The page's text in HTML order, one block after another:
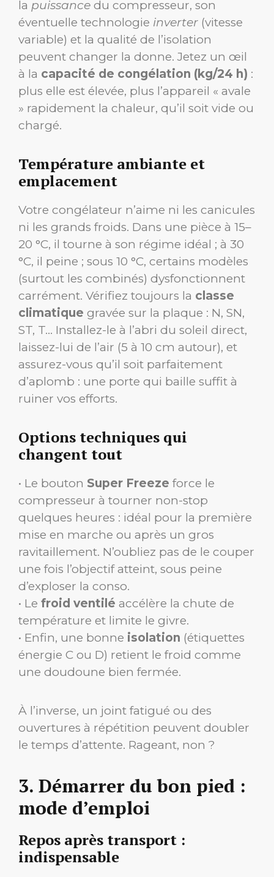
la puissance du compresseur, son
éventuelle technologie inverter (vitesse
variable) et la qualité de l’isolation
peuvent changer la donne. Jetez un œil
à la capacité de congélation (kg/24 h) :
plus elle est élevée, plus l’appareil « avale
» rapidement la chaleur, qu’il soit vide ou
chargé.
Température ambiante et
emplacement
Votre congélateur n’aime ni les canicules
ni les grands froids. Dans une pièce à 15–
20 °C, il tourne à son régime idéal ; à 30
°C, il peine ; sous 10 °C, certains modèles
(surtout les combinés) dysfonctionnent
carrément. Vérifiez toujours la classe
climatique gravée sur la plaque : N, SN,
ST, T… Installez-le à l’abri du soleil direct,
laissez-lui de l’air (5 à 10 cm autour), et
assurez-vous qu’il soit parfaitement
d’aplomb : une porte qui baille suffit à
ruiner vos efforts.
Options techniques qui
changent tout
• Le bouton Super Freeze force le
compresseur à tourner non-stop
quelques heures : idéal pour la première
mise en marche ou après un gros
ravitaillement. N’oubliez pas de le couper
une fois l’objectif atteint, sous peine
d’exploser la conso.
• Le froid ventilé accélère la chute de
température et limite le givre.
• Enfin, une bonne isolation (étiquettes
énergie C ou D) retient le froid comme
une doudoune bien fermée.
À l’inverse, un joint fatigué ou des
ouvertures à répétition peuvent doubler
le temps d’attente. Rageant, non ?
3. Démarrer du bon pied :
mode d’emploi
Repos après transport :
indispensable